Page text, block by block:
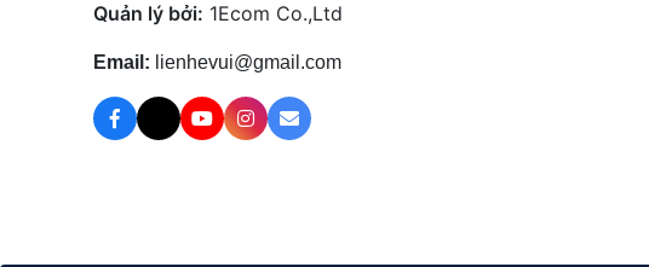
Quản lý bởi: 1Ecom Co.,Ltd
Email: lienhevui@gmail.com